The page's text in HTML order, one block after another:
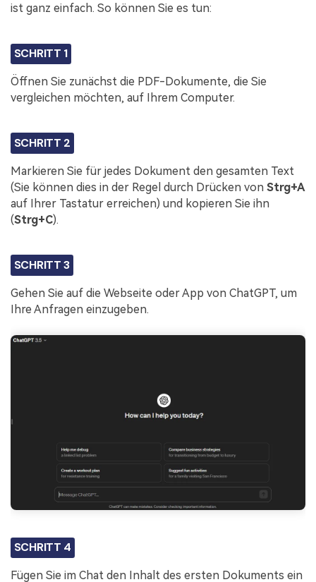
ist ganz einfach. So können Sie es tun:
SCHRITT 1
Öffnen Sie zunächst die PDF-Dokumente, die Sie
vergleichen möchten, auf Ihrem Computer.
SCHRITT 2
Markieren Sie für jedes Dokument den gesamten Text
(Sie können dies in der Regel durch Drücken von Strg+A
auf Ihrer Tastatur erreichen) und kopieren Sie ihn
(Strg+C).
SCHRITT 3
Gehen Sie auf die Webseite oder App von ChatGPT, um
Ihre Anfragen einzugeben.
SCHRITT 4
Fügen Sie im Chat den Inhalt des ersten Dokuments ein